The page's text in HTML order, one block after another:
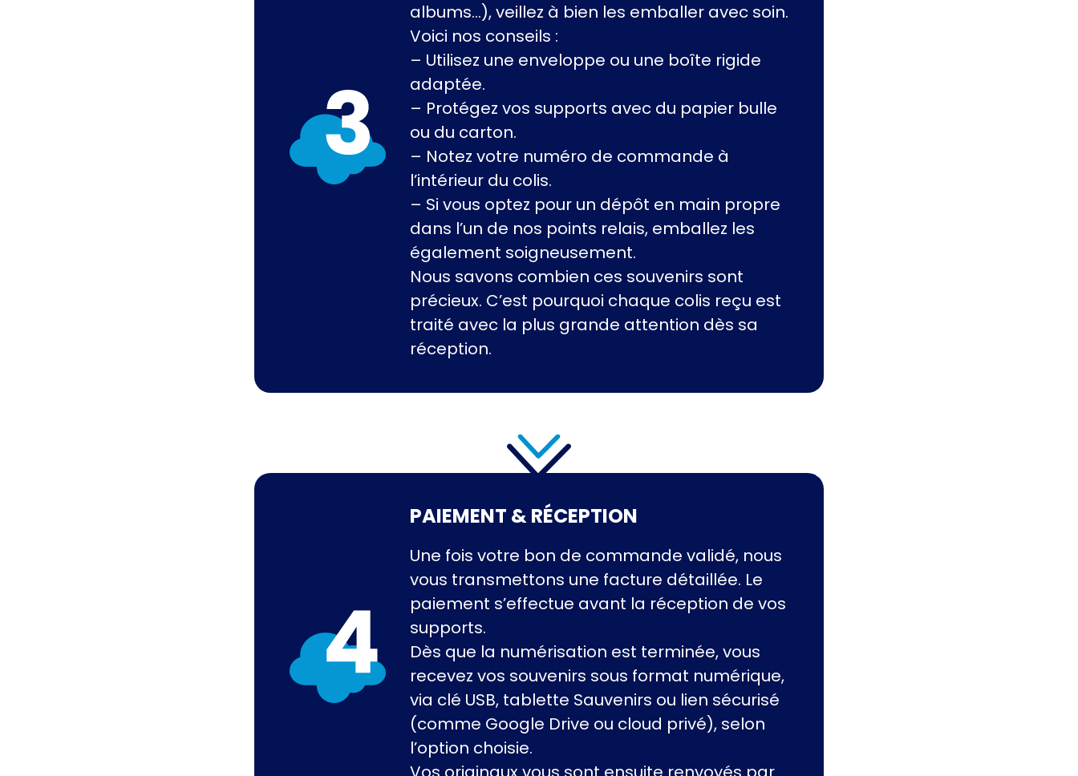
albums…), veillez à bien les emballer avec soin.
Voici nos conseils :
– Utilisez une enveloppe ou une boîte rigide
adaptée.
– Protégez vos supports avec du papier bulle
ou du carton.
– Notez votre numéro de commande à
l’intérieur du colis.
– Si vous optez pour un dépôt en main propre
dans l’un de nos points relais, emballez les
également soigneusement.
Nous savons combien ces souvenirs sont
précieux. C’est pourquoi chaque colis reçu est
traité avec la plus grande attention dès sa
réception.
PAIEMENT & RÉCEPTION
Une fois votre bon de commande validé, nous
vous transmettons une facture détaillée. Le
paiement s’effectue avant la réception de vos
supports.
Dès que la numérisation est terminée, vous
recevez vos souvenirs sous format numérique,
via clé USB, tablette Sauvenirs ou lien sécurisé
(comme Google Drive ou cloud privé), selon
l’option choisie.